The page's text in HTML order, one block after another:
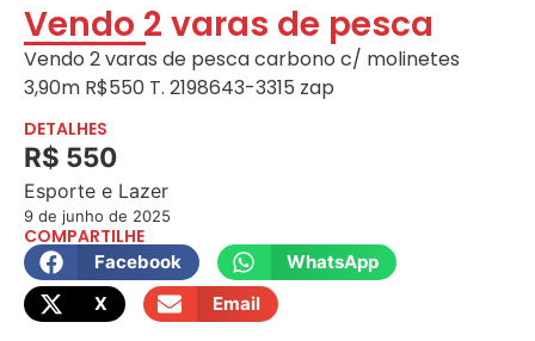
Vendo 2 varas de pesca
Vendo 2 varas de pesca carbono c/ molinetes
3,90m R$550 T. 2198643-3315 zap
DETALHES
R$ 550
Esporte e Lazer
9 de junho de 2025
COMPARTILHE
Facebook
WhatsApp
X
Email